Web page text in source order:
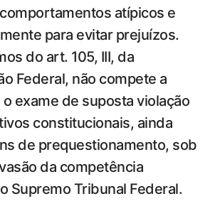
atípicos e
para evitar prejuízos.
do art. 105, III, da
Federal, não compete a
exame de suposta violação
constitucionais, ainda
de prequestionamento, sob
da competência
Supremo Tribunal Federal.